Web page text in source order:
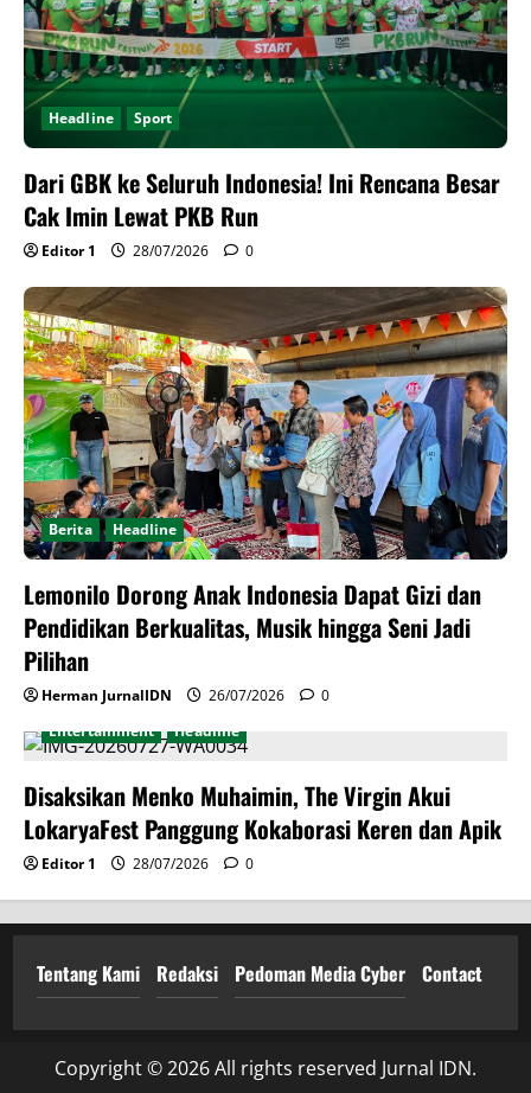
Headline Sport
Dari GBK ke Seluruh Indonesia! Ini Rencana Besar
Cak Imin Lewat PKB Run
Editor 1 28/07/2026 0
Berita Headline
Lemonilo Dorong Anak Indonesia Dapat Gizi dan
Pendidikan Berkualitas, Musik hingga Seni Jadi
Pilihan
Herman JurnalIDN 26/07/2026
0
Entertainment
Headline
Disaksikan Menko Muhaimin, The Virgin Akui
LokaryaFest Panggung Kokaborasi Keren dan Apik
Editor 1 28/07/2026 0
Tentang Kami Redaksi Pedoman Media Cyber Contact
Copyright © 2026 All rights reserved Jurnal IDN.